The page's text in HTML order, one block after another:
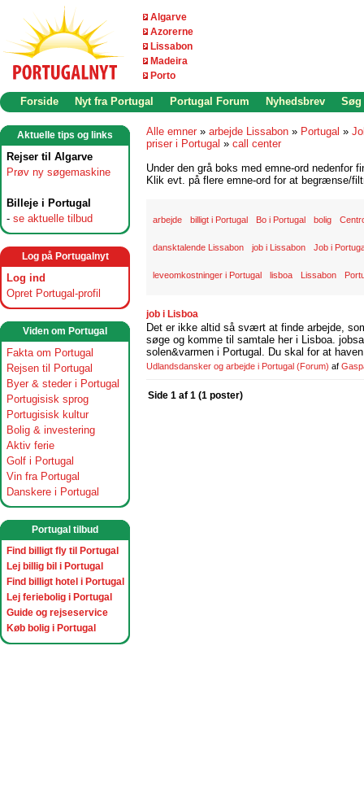
Algarve
Azorerne
Lissabon
Madeira
Porto
Forside Nyt fra Portugal Portugal Forum Nyhedsbrev Søg
Aktuelle tips og links
Rejser til Algarve
Prøv ny søgemaskine
Billeje i Portugal
- se aktuelle tilbud
Log på Portugalnyt
Log ind
Opret Portugal-profil
Viden om Portugal
Fakta om Portugal
Rejsen til Portugal
Byer & steder i Portugal
Portugisisk sprog
Portugisisk kultur
Bolig & investering
Aktiv ferie
Golf i Portugal
Vin fra Portugal
Danskere i Portugal
Portugal tilbud
Find billigt fly til Portugal
Lej billig bil i Portugal
Find billigt hotel i Portugal
Lej feriebolig i Portugal
Guide og rejseservice
Køb bolig i Portugal
Alle emner » arbejde Lissabon » Portugal »
priser i Portugal » call center
Under den grå boks med emne-ord nedenfor
Klik evt. på flere emne-ord for at begrænse/
arbejde billigt i Portugal Bo i Portugal bolig
dansktalende Lissabon job i Lissabon Job i
leveomkostninger i Portugal lisboa Lissabon
job i Lisboa
Det er ikke altid så svært at finde arbejde,
søge og komme til samtale her i Lisboa.
solen&varmen i Portugal. Du skal for at
Udlandsdansker og arbejde i Portugal (Forum) af
Side 1 af 1 (1 poster)